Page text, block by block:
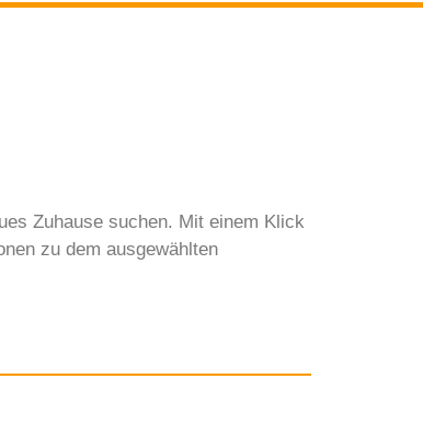
Zuhause suchen. Mit einem Klick
zu dem ausgewählten